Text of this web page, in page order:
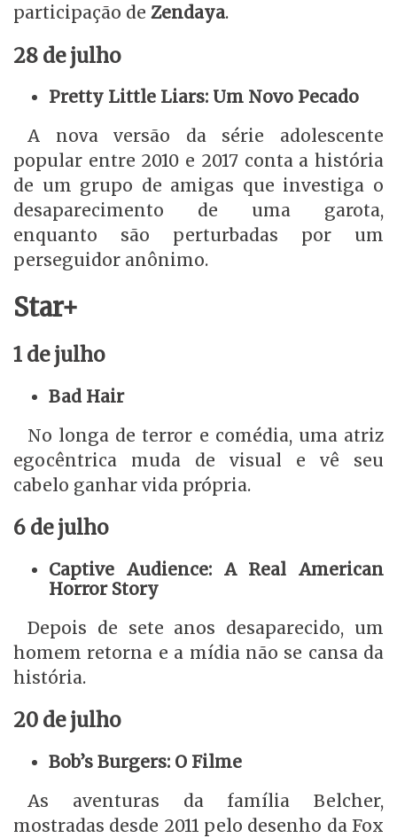
participação de Zendaya.
28 de julho
Pretty Little Liars: Um Novo Pecado
A nova versão da série adolescente
popular entre 2010 e 2017 conta a história
de um grupo de amigas que investiga o
desaparecimento de uma garota,
enquanto são perturbadas por um
perseguidor anônimo.
Star+
1 de julho
Bad Hair
No longa de terror e comédia, uma atriz
egocêntrica muda de visual e vê seu
cabelo ganhar vida própria.
6 de julho
Captive Audience: A Real American
Horror Story
Depois de sete anos desaparecido, um
homem retorna e a mídia não se cansa da
história.
20 de julho
Bob’s Burgers: O Filme
As aventuras da família Belcher,
mostradas desde 2011 pelo desenho da Fox